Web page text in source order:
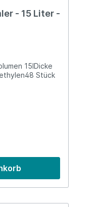
- 15 Liter -
15lDicke
Stück